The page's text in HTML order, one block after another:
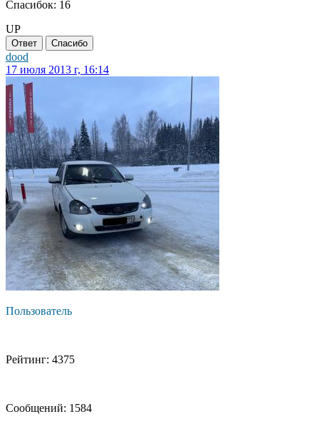
Спасибок: 16
UP
Ответ Спасибо
dood
17 июля 2013 г, 16:14
Пользователь
Рейтинг: 4375
Сообщений: 1584